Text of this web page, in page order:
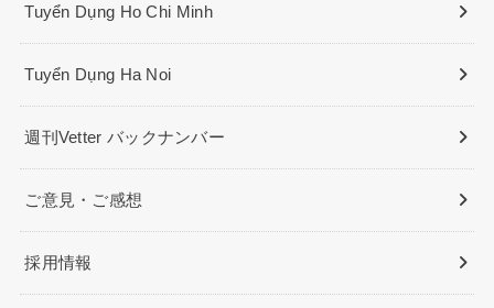
Tuyển Dụng Ho Chi Minh
Tuyển Dụng Ha Noi
週刊Vetter バックナンバー
ご意見・ご感想
採用情報